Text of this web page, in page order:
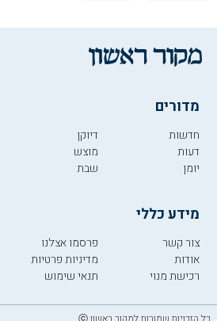
מדורים
חדשות
דעות
יומן
דיוקן
מוצש
שבת
מידע כללי
צור קשר
אודות
רכישת מנוי
פרסמו אצלנו
מדיניות פרטיות
תנאי שימוש